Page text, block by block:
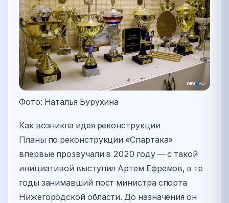
Фото: Наталья Бурухина
Как возникла идея реконструкции
Планы по реконструкции «Спартака»
впервые прозвучали в 2020 году — с такой
инициативой выступил Артем Ефремов, в те
годы занимавший пост министра спорта
Нижегородской области. До назначения он